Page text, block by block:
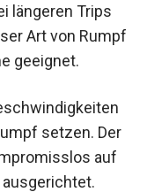
längeren Trips
Art von Rumpf
geeignet.
setzen. Der
auf